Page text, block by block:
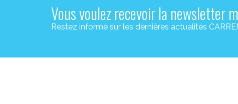
Vous voulez recevoir la newsletter
Restez informé sur les dernières actualités